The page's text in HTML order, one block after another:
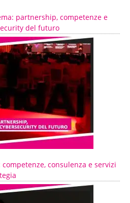
partnership, competenze e
del futuro
consulenza e servizi